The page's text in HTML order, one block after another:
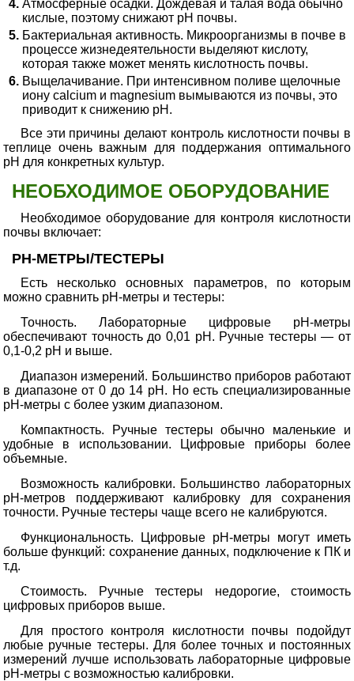
Атмосферные осадки. Дождевая и талая вода обычно
кислые, поэтому снижают pH почвы.
Бактериальная активность. Микроорганизмы в почве в
процессе жизнедеятельности выделяют кислоту,
которая также может менять кислотность почвы.
Выщелачивание. При интенсивном поливе щелочные
иону calcium и magnesium вымываются из почвы, это
приводит к снижению pH.
Все эти причины делают контроль кислотности почвы в
теплице очень важным для поддержания оптимального
pH для конкретных культур.
НЕОБХОДИМОЕ ОБОРУДОВАНИЕ
Необходимое оборудование для контроля кислотности
почвы включает:
PH-МЕТРЫ/ТЕСТЕРЫ
Есть несколько основных параметров, по которым
можно сравнить pH-метры и тестеры:
Точность. Лабораторные цифровые pH-метры
обеспечивают точность до 0,01 pH. Ручные тестеры — от
0,1-0,2 pH и выше.
Диапазон измерений. Большинство приборов работают
в диапазоне от 0 до 14 pH. Но есть специализированные
pH-метры с более узким диапазоном.
Компактность. Ручные тестеры обычно маленькие и
удобные в использовании. Цифровые приборы более
объемные.
Возможность калибровки. Большинство лабораторных
pH-метров поддерживают калибровку для сохранения
точности. Ручные тестеры чаще всего не калибруются.
Функциональность. Цифровые pH-метры могут иметь
больше функций: сохранение данных, подключение к ПК и
т.д.
Стоимость. Ручные тестеры недорогие, стоимость
цифровых приборов выше.
Для простого контроля кислотности почвы подойдут
любые ручные тестеры. Для более точных и постоянных
измерений лучше использовать лабораторные цифровые
pH-метры с возможностью калибровки.